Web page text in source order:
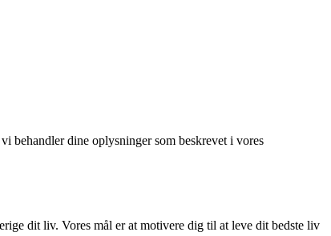
behandler dine oplysninger som beskrevet i vores
dit liv. Vores mål er at motivere dig til at leve dit bedste liv